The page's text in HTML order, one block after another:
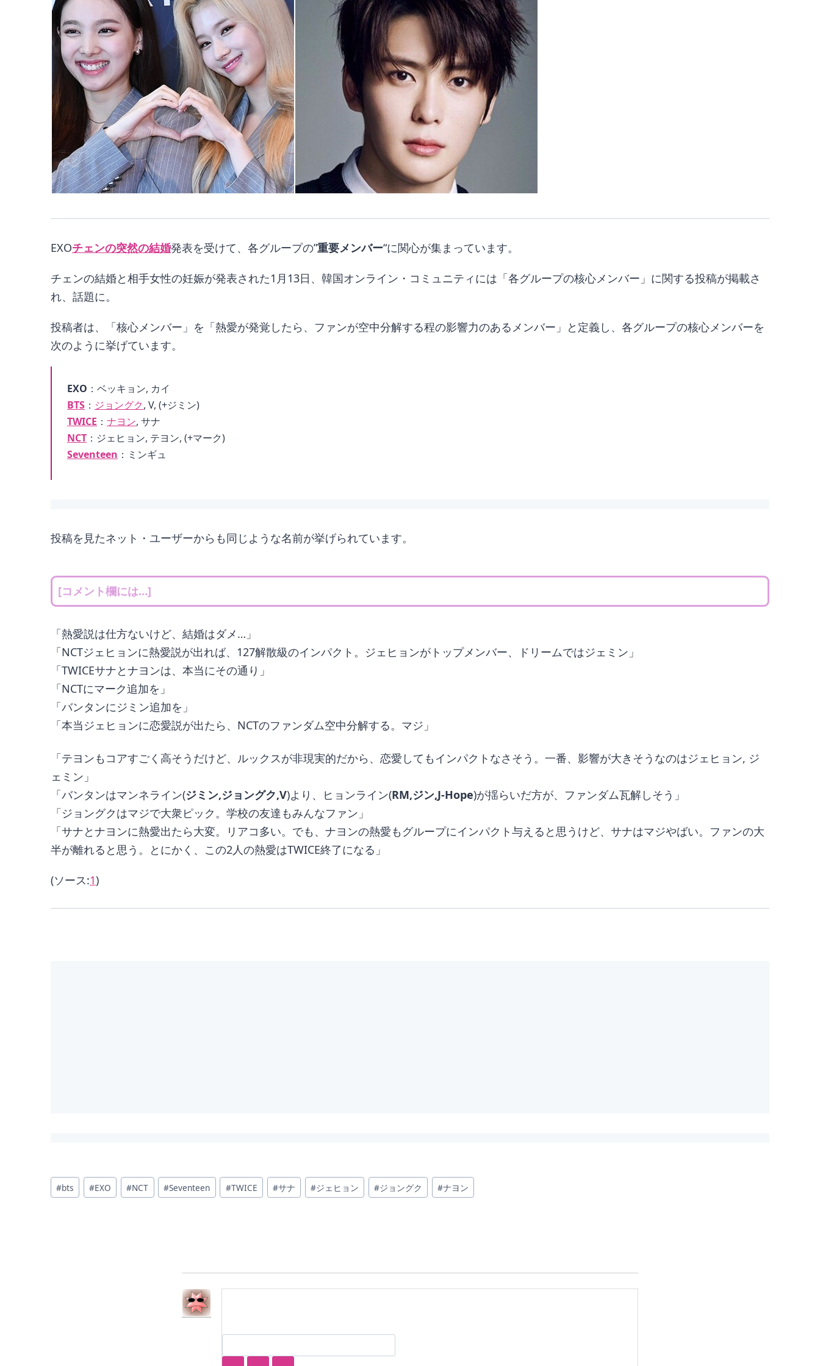
EXOチェンの突然の結婚発表を受けて、各グループの”重要メンバー“に関心が集まっています。
チェンの結婚と相手女性の妊娠が発表された1月13日、韓国オンライン・コミュニティには「各グループの核心メンバー」に関する投稿が掲載さ
れ、話題に。
投稿者は、「核心メンバー」を「熱愛が発覚したら、ファンが空中分解する程の影響力のあるメンバー」と定義し、各グループの核心メンバーを
次のように挙げています。
EXO ：ベッキョン, カイ
BTS ： ジョングク, V, (+ジミン)
TWICE ： ナヨン, サナ
NCT ：ジェヒョン, テヨン, (+マーク)
Seventeen ：ミンギュ
投稿を見たネット・ユーザーからも同じような名前が挙げられています。
[コメント欄には…]
「熱愛説は仕方ないけど、結婚はダメ…」
「NCTジェヒョンに熱愛説が出れば、127解散級のインパクト。ジェヒョンがトップメンバー、ドリームではジェミン」
「TWICEサナとナヨンは、本当にその通り」
「NCTにマーク追加を」
「バンタンにジミン追加を」
「本当ジェヒョンに恋愛説が出たら、NCTのファンダム空中分解する。マジ」
「テヨンもコアすごく高そうだけど、ルックスが非現実的だから、恋愛してもインパクトなさそう。一番、影響が大きそうなのはジェヒョン, ジ
ェミン」
「バンタンはマンネライン(ジミン,ジョングク,V)より、ヒョンライン(RM,ジン,J-Hope)が揺らいだ方が、ファンダム瓦解しそう」
「ジョングクはマジで大衆ピック。学校の友達もみんなファン」
「サナとナヨンに熱愛出たら大変。リアコ多い。でも、ナヨンの熱愛もグループにインパクト与えると思うけど、サナはマジやばい。ファンの大
半が離れると思う。とにかく、この2人の熱愛はTWICE終了になる」
(ソース:1)
投
稿
#bts #EXO #NCT #Seventeen #TWICE #サナ #ジェヒョン #ジョングク #ナヨン